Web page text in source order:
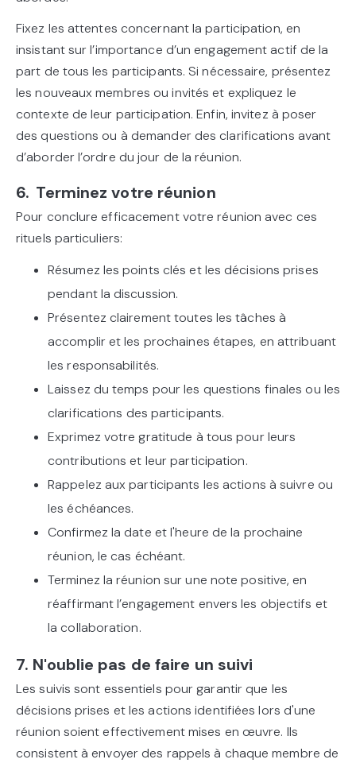
Fixez les attentes concernant la participation, en
insistant sur l’importance d’un engagement actif de la
part de tous les participants. Si nécessaire, présentez
les nouveaux membres ou invités et expliquez le
contexte de leur participation. Enfin, invitez à poser
des questions ou à demander des clarifications avant
d’aborder l’ordre du jour de la réunion.
6. Terminez votre réunion
Pour conclure efficacement votre réunion avec ces
rituels particuliers:
Résumez les points clés et les décisions prises
pendant la discussion.
Présentez clairement toutes les tâches à
accomplir et les prochaines étapes, en attribuant
les responsabilités.
Laissez du temps pour les questions finales ou les
clarifications des participants.
Exprimez votre gratitude à tous pour leurs
contributions et leur participation.
Rappelez aux participants les actions à suivre ou
les échéances.
Confirmez la date et l'heure de la prochaine
réunion, le cas échéant.
Terminez la réunion sur une note positive, en
réaffirmant l’engagement envers les objectifs et
la collaboration.
7. N'oublie pas de faire un suivi
Les suivis sont essentiels pour garantir que les
décisions prises et les actions identifiées lors d'une
réunion soient effectivement mises en œuvre. Ils
consistent à envoyer des rappels à chaque membre de